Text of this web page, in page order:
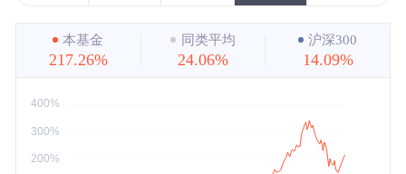
近3年
近5年
最大
本基金
217.26%
同类平均
24.06%
沪深300
14.09%